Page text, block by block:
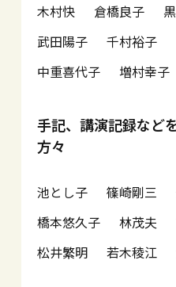
木村快 倉橋良子
武田陽子
千村裕子
中重喜代子
増村幸子
手記、講演記録など
方々
池とし子 篠崎剛三
橋本悠久子
林茂夫
松井繁明
若木稜江